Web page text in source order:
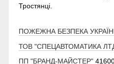
Тростянці.
ПОЖЕЖНА БЕЗПЕКА
ТОВ "СПЕЦАВТОМАТИКА
ПП "БРАНД-МАЙСТЕР"